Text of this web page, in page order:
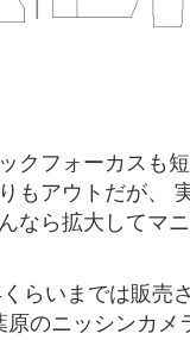
クフォーカスも
もアウトだが、
なら拡大してマ
らいまでは販売
のニッシンカメ